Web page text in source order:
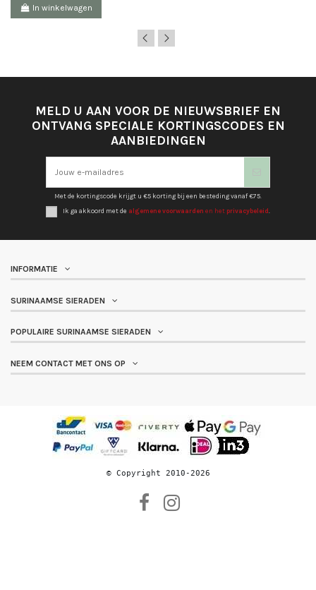
In winkelwagen
MELD U AAN VOOR DE NIEUWSBRIEF EN
ONTVANG SPECIALE KORTINGSCODES EN
AANBIEDINGEN
Met de kortingscode krijgt u €5 korting bij een besteding vanaf €75.
Ik ga akkoord met de algemene voorwaarden en het privacybeleid.
INFORMATIE
SURINAAMSE SIERADEN
POPULAIRE SURINAAMSE SIERADEN
NEEM CONTACT MET ONS OP
© Copyright 2010-2026